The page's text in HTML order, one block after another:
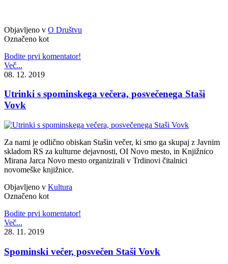
Objavljeno v O Društvu
Označeno kot
Bodite prvi komentator!
Več...
08. 12. 2019
Utrinki s spominskega večera, posvečenega Staši
Vovk
Za nami je odlično obiskan Stašin večer, ki smo ga skupaj z Javnim
skladom RS za kulturne dejavnosti, OI Novo mesto, in Knjižnico
Mirana Jarca Novo mesto organizirali v Trdinovi čitalnici
novomeške knjižnice.
Objavljeno v Kultura
Označeno kot
Bodite prvi komentator!
Več...
28. 11. 2019
Spominski večer, posvečen Staši Vovk